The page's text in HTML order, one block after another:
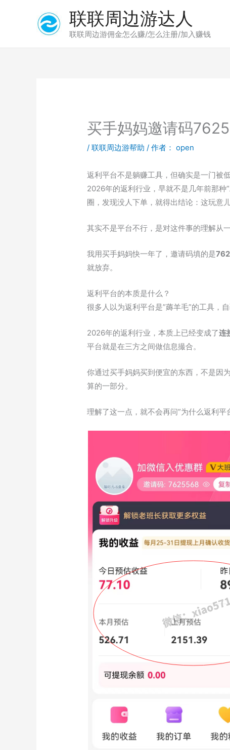
联联周边游达人
联联周边游佣金怎么赚/怎么注册/加入赚钱
买手妈妈邀请码
/联联周边游帮助 / 作者： open
返利平台不是躺赚工具，但确实是一门被
2026年的返利行业，早就不是几年前那种
圈，发现没人下单，就得出结论：这玩意儿
其实不是平台不行，是对这件事的理解从
我用买手妈妈快一年了，邀请码填的是
就放弃。
返利平台的本质是什么？
很多人以为返利平台是”薅羊毛”的工具，
2026年的返利行业，本质上已经变成了连
平台就是在三方之间做信息撮合。
你通过买手妈妈买到便宜的东西，不是因
算的一部分。
理解了这一点，就不会再问”为什么返利